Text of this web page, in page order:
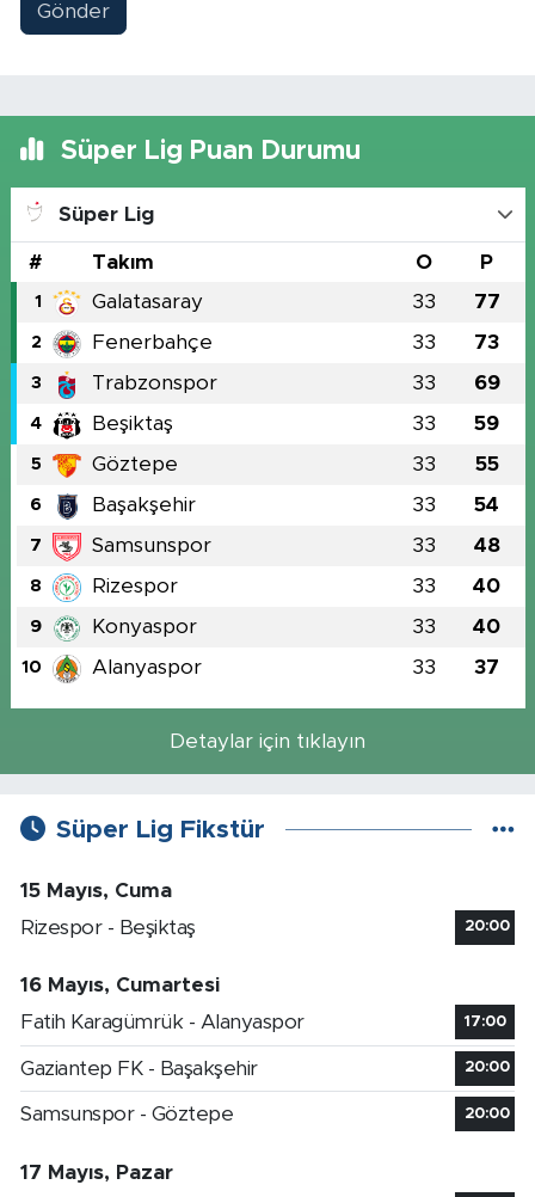
Gönder
Süper Lig Puan Durumu
Süper Lig
# Takım O P
1 Galatasaray 33 77
2 Fenerbahçe 33 73
3 Trabzonspor 33 69
4 Beşiktaş 33 59
5 Göztepe 33 55
6 Başakşehir 33 54
7 Samsunspor 33 48
8 Rizespor 33 40
9 Konyaspor 33 40
10 Alanyaspor 33 37
Detaylar için tıklayın
Süper Lig Fikstür
15 Mayıs, Cuma
Rizespor - Beşiktaş
20:00
16 Mayıs, Cumartesi
Fatih Karagümrük - Alanyaspor
17:00
Gaziantep FK - Başakşehir 20:00
Samsunspor - Göztepe 20:00
17 Mayıs, Pazar